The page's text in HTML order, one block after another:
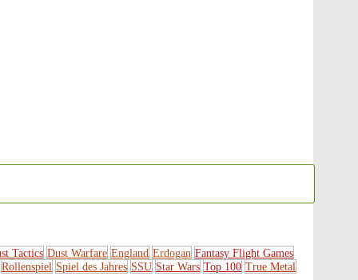
Tactics Dust Warfare England Erdogan Fantasy Flight Games
Rollenspiel Spiel des Jahres SSU Star Wars Top 100 True Metal